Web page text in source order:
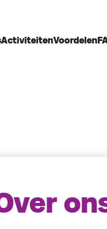
ActiviteitenVoordelen